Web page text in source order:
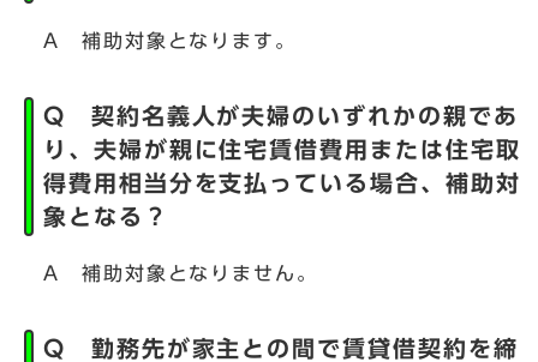
A 補助対象となります。
Q 契約名義人が夫婦のいずれかの親であ
り、夫婦が親に住宅賃借費用または住宅取
得費用相当分を支払っている場合、補助対
象となる？
A 補助対象となりません。
Q 勤務先が家主との間で賃貸借契約を締